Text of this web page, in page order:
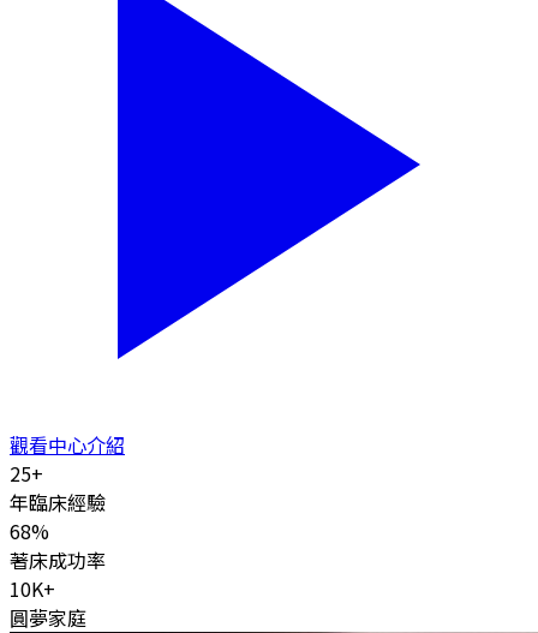
觀看中心介紹
25+
年臨床經驗
68%
著床成功率
10K+
圓夢家庭